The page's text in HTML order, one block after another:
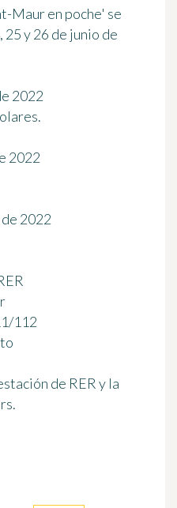
Maur en poche' se
25 y 26 de junio de
2022
2022
2022
112
de RER y la